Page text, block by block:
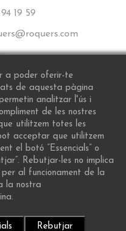
19 59
Guiamets, Tarragona
Com Aquesta?
a poder oferir-te
de aquesta pàgina
analitzar l'ús i
de les nostres
utilitzem totes les
acceptar que utilitzem
el botó “Essencials” o
Rebutjar-les no implica
per al funcionament de la
la nostra
Rebutjar